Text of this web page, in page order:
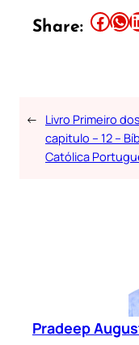
Share: Share this article on Facebook Share this article on WhatsApp Share this article on LinkedIn
← Livro Primeiro
capitulo – 12 –
Católica
Pradeep